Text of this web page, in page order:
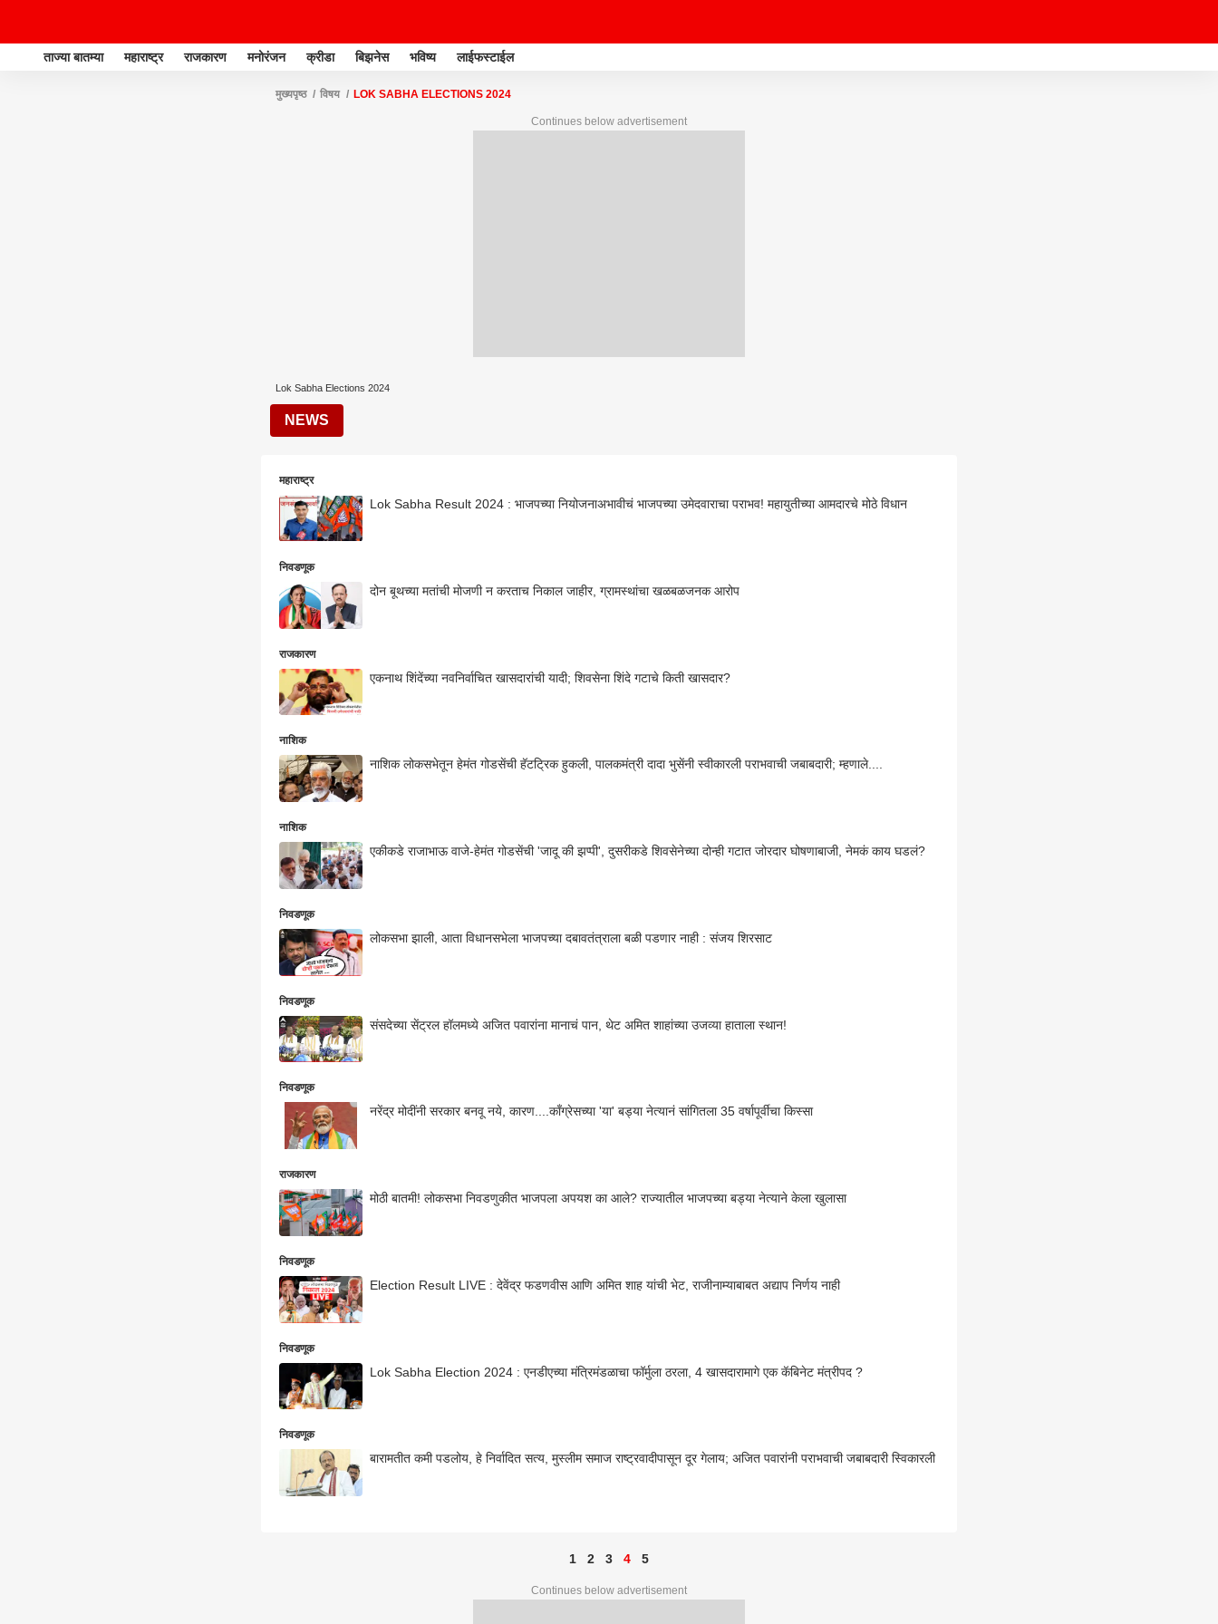
ताज्या बातम्या महाराष्ट्र राजकारण मनोरंजन क्रीडा बिझनेस भविष्य लाईफस्टाईल
मुख्यपृष्ठ विषय LOK SABHA ELECTIONS 2024
Continues below advertisement
Lok Sabha Elections 2024
NEWS
महाराष्ट्र
Lok Sabha Result 2024 : भाजपच्या नियोजनाअभावीचं भाजपच्या उमेदवाराचा पराभव! महायुतीच्या आमदारचे मोठे विधान
निवडणूक
दोन बूथच्या मतांची मोजणी न करताच निकाल जाहीर, ग्रामस्थांचा खळबळजनक आरोप
राजकारण
एकनाथ शिंदेंच्या नवनिर्वाचित खासदारांची यादी; शिवसेना शिंदे गटाचे किती खासदार?
नाशिक
नाशिक लोकसभेतून हेमंत गोडसेंची हॅटट्रिक हुकली, पालकमंत्री दादा भुसेंनी स्वीकारली पराभवाची जबाबदारी; म्हणाले....
नाशिक
एकीकडे राजाभाऊ वाजे-हेमंत गोडसेंची 'जादू की झप्पी', दुसरीकडे शिवसेनेच्या दोन्ही गटात जोरदार घोषणाबाजी, नेमकं काय घडलं?
निवडणूक
लोकसभा झाली, आता विधानसभेला भाजपच्या दबावतंत्राला बळी पडणार नाही : संजय शिरसाट
निवडणूक
संसदेच्या सेंट्रल हॉलमध्ये अजित पवारांना मानाचं पान, थेट अमित शाहांच्या उजव्या हाताला स्थान!
निवडणूक
नरेंद्र मोदींनी सरकार बनवू नये, कारण....काँग्रेसच्या 'या' बड्या नेत्यानं सांगितला 35 वर्षापूर्वीचा किस्सा
राजकारण
मोठी बातमी! लोकसभा निवडणुकीत भाजपला अपयश का आले? राज्यातील भाजपच्या बड्या नेत्याने केला खुलासा
निवडणूक
Election Result LIVE : देवेंद्र फडणवीस आणि अमित शाह यांची भेट, राजीनाम्याबाबत अद्याप निर्णय नाही
निवडणूक
Lok Sabha Election 2024 : एनडीएच्या मंत्रिमंडळाचा फॉर्मुला ठरला, 4 खासदारामागे एक कॅबिनेट मंत्रीपद ?
निवडणूक
बारामतीत कमी पडलोय, हे निर्वादित सत्य, मुस्लीम समाज राष्ट्रवादीपासून दूर गेलाय; अजित पवारांनी पराभवाची जबाबदारी स्विकारली
1 2 3 4 5
Continues below advertisement